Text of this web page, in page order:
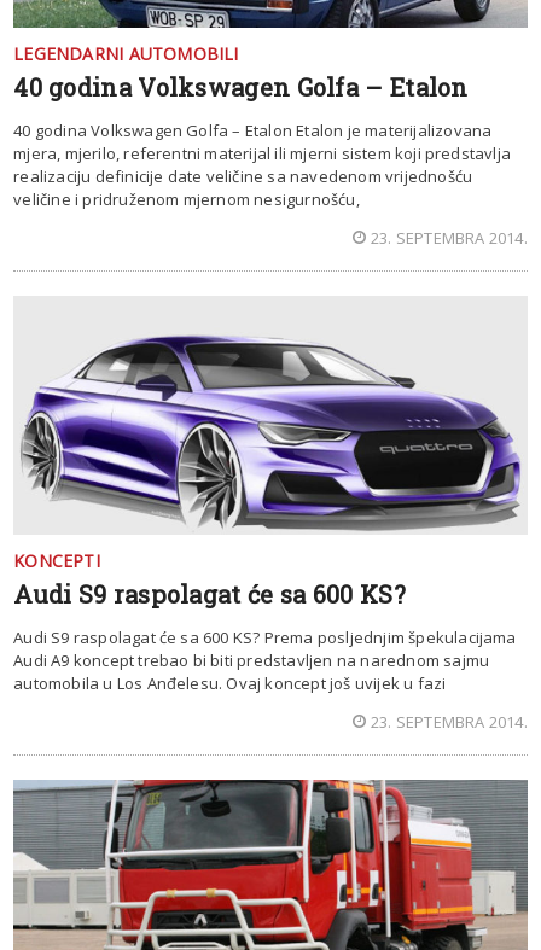
LEGENDARNI AUTOMOBILI
40 godina Volkswagen Golfa – Etalon
40 godina Volkswagen Golfa – Etalon Etalon je materijalizovana
mjera, mjerilo, referentni materijal ili mjerni sistem koji predstavlja
realizaciju definicije date veličine sa navedenom vrijednošću
veličine i pridruženom mjernom nesigurnošću,
23. SEPTEMBRA 2014.
KONCEPTI
Audi S9 raspolagat će sa 600 KS?
Audi S9 raspolagat će sa 600 KS? Prema posljednjim špekulacijama
Audi A9 koncept trebao bi biti predstavljen na narednom sajmu
automobila u Los Anđelesu. Ovaj koncept još uvijek u fazi
23. SEPTEMBRA 2014.